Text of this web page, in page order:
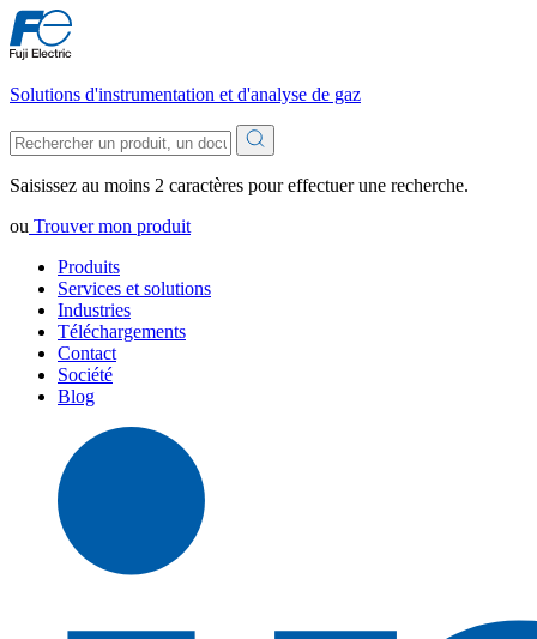
Solutions d'instrumentation et d'analyse de gaz
Saisissez au moins 2 caractères pour effectuer une recherche.
ou Trouver mon produit
Produits
Services et solutions
Industries
Téléchargements
Contact
Société
Blog